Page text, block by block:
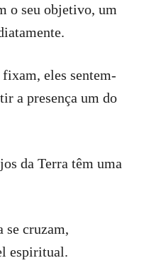
o seu objetivo, um
fixam, eles sentem-
a presença um do
da Terra têm uma
se cruzam,
espiritual.